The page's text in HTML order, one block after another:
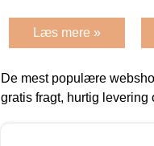
Læs mere »
De mest populære
gratis fragt, hurtig levering